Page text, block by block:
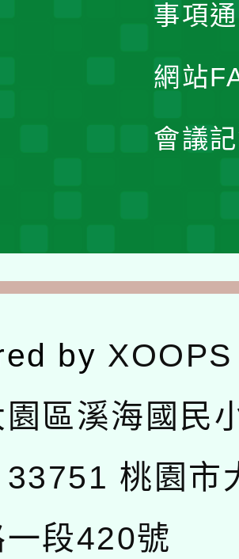
事項
網站
會議
by XOOPS
園區溪海國民
33751 桃園市
段420號